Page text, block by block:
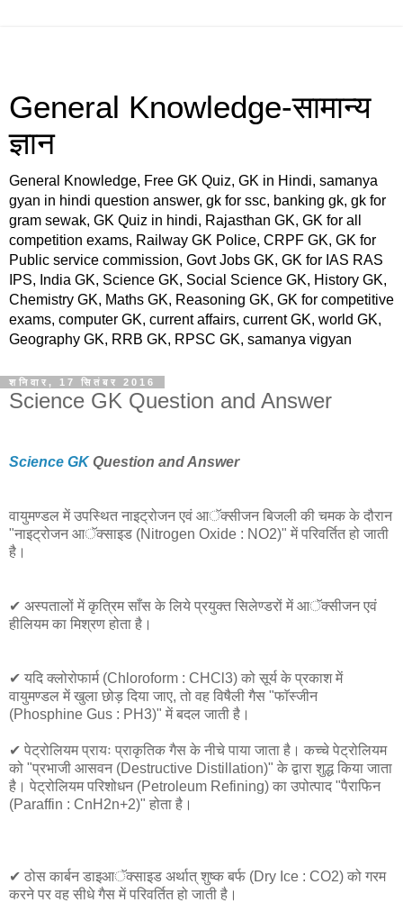
General Knowledge-सामान्य
ज्ञान
General Knowledge, Free GK Quiz, GK in Hindi, samanya
gyan in hindi question answer, gk for ssc, banking gk, gk for
gram sewak, GK Quiz in hindi, Rajasthan GK, GK for all
competition exams, Railway GK Police, CRPF GK, GK for
Public service commission, Govt Jobs GK, GK for IAS RAS
IPS, India GK, Science GK, Social Science GK, History GK,
Chemistry GK, Maths GK, Reasoning GK, GK for competitive
exams, computer GK, current affairs, current GK, world GK,
Geography GK, RRB GK, RPSC GK, samanya vigyan
शनिवार, 17 सितंबर 2016
Science GK Question and Answer
Science GKQuestion and Answer
वायुमण्डल में उपस्थित नाइट्रोजन एवं आॅक्सीजन बिजली की चमक के दौरान
"नाइट्रोजन आॅक्साइड (Nitrogen Oxide : NO2)" में परिवर्तित हो जाती
है।
✔ अस्पतालों में कृत्रिम साँस के लिये प्रयुक्त सिलेण्डरों में आॅक्सीजन एवं
हीलियम का मिश्रण होता है।
✔ यदि क्लोरोफार्म (Chloroform : CHCl3) को सूर्य के प्रकाश में
वायुमण्डल में खुला छोड़ दिया जाए, तो वह विषैली गैस "फाॅस्जीन
(Phosphine Gus : PH3)" में बदल जाती है।
✔ पेट्रोलियम प्रायः प्राकृतिक गैस के नीचे पाया जाता है। कच्चे पेट्रोलियम
को "प्रभाजी आसवन (Destructive Distillation)" के द्वारा शुद्ध किया जाता
है। पेट्रोलियम परिशोधन (Petroleum Refining) का उपोत्पाद "पैराफिन
(Paraffin : CnH2n+2)" होता है।
✔ ठोस कार्बन डाइआॅक्साइड अर्थात् शुष्क बर्फ (Dry Ice : CO2) को गरम
करने पर वह सीधे गैस में परिवर्तित हो जाती है।